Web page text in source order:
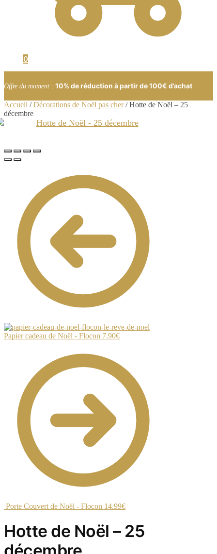
0
Offre du moment : 10% de réduction à partir de 100€ d’achat
Accueil /Décorations de Noël pas cher/Hotte de Noël – 25
décembre
Papier cadeau de Noël - Flocon 7.90€
Porte Couvert de Noël - Flocon 14.99€
Hotte de Noël – 25